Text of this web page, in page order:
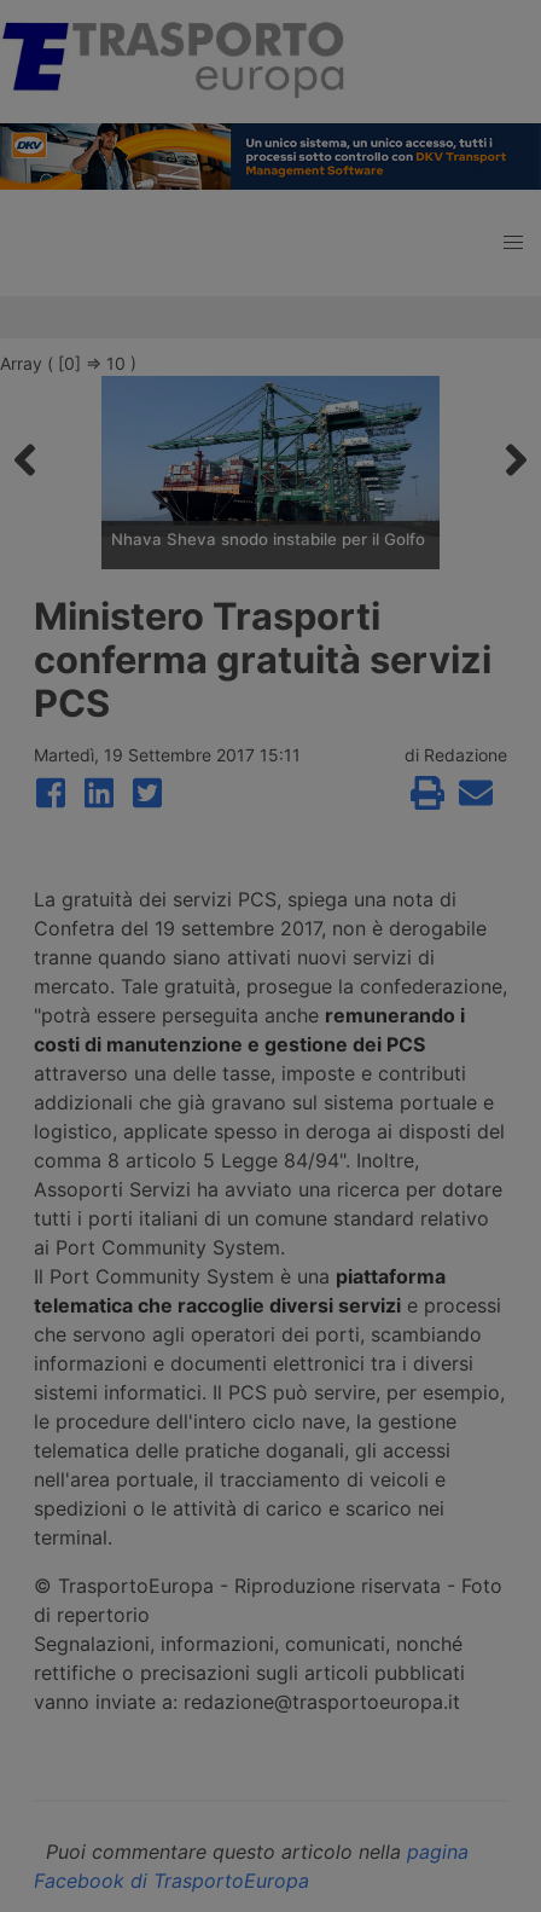
Array ( [0] => 10 )
Nhava Sheva snodo instabile per il Golfo
il principale hub di trasbordo verso il Golfo
dopo la crisi del Mar Rosso, ma nel 2026 lo
scontro tra Israele e Iran e la chiusura dello
stretto di Hormuz hanno reso instabile
Ministero Trasporti
conferma gratuità servizi
PCS
Martedì, 19 Settembre 2017 15:11 di Redazione
La gratuità dei servizi PCS, spiega una nota di
Confetra del 19 settembre 2017, non è derogabile
tranne quando siano attivati nuovi servizi di
mercato. Tale gratuità, prosegue la confederazione,
"potrà essere perseguita anche remunerando i
costi di manutenzione e gestione dei PCS
attraverso una delle tasse, imposte e contributi
addizionali che già gravano sul sistema portuale e
logistico, applicate spesso in deroga ai disposti del
comma 8 articolo 5 Legge 84/94". Inoltre,
Assoporti Servizi ha avviato una ricerca per dotare
tutti i porti italiani di un comune standard relativo
ai Port Community System.
Il Port Community System è una piattaforma
telematica che raccoglie diversi servizi e processi
che servono agli operatori dei porti, scambiando
informazioni e documenti elettronici tra i diversi
sistemi informatici. Il PCS può servire, per esempio,
le procedure dell'intero ciclo nave, la gestione
telematica delle pratiche doganali, gli accessi
nell'area portuale, il tracciamento di veicoli e
spedizioni o le attività di carico e scarico nei
terminal.
© TrasportoEuropa - Riproduzione riservata - Foto
di repertorio
Segnalazioni, informazioni, comunicati, nonché
rettifiche o precisazioni sugli articoli pubblicati
vanno inviate a: redazione@trasportoeuropa.it
Puoi commentare questo articolo nella pagina
Facebook di TrasportoEuropa